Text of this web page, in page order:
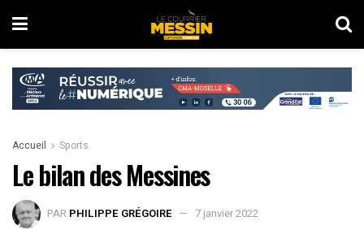
Accueil Sports
Le bilan des Messines
PAR PHILIPPE GRÉGOIRE 7 janvier 2022